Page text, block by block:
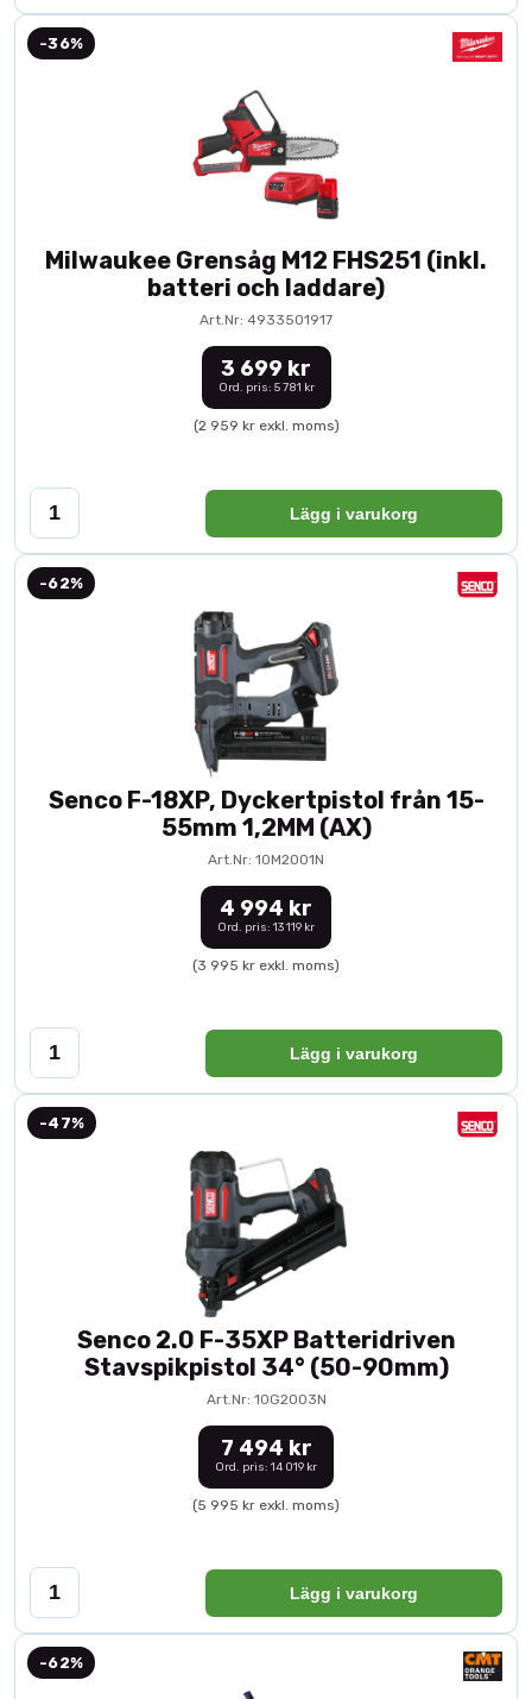
-36%
Milwaukee Grensåg M12 FHS251 (inkl.
batteri och laddare)
Art.Nr: 4933501917
3 699 kr
Ord. pris: 5 781 kr
(2 959 kr exkl. moms)
Lägg i varukorg
-62%
Senco F-18XP, Dyckertpistol från 15-
55mm 1,2MM (AX)
Art.Nr: 10M2001N
4 994 kr
Ord. pris: 13 119 kr
(3 995 kr exkl. moms)
Lägg i varukorg
-47%
Senco 2.0 F-35XP Batteridriven
Stavspikpistol 34° (50-90mm)
Art.Nr: 10G2003N
7 494 kr
Ord. pris: 14 019 kr
(5 995 kr exkl. moms)
Lägg i varukorg
-62%